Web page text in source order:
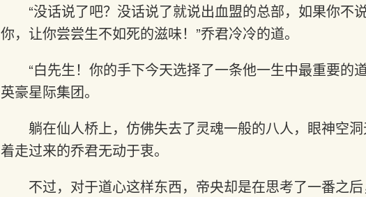
“没话说了吧？没话说了就说出血盟的总部，如果你不
你，让你尝尝生不如死的滋味！”乔君冷冷的道。
“白先生！你的手下今天选择了一条他一生中最重要的
英豪星际集团。
躺在仙人桥上，仿佛失去了灵魂一般的八人，眼神空
着走过来的乔君无动于衷。
不过，对于道心这样东西，帝央却是在思考了一番之